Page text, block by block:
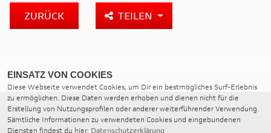
ZURÜCK TEILEN
EINSATZ VON COOKIES
Diese Webseite verwendet Cookies, um Dir ein bestmögliches Surf-Erlebnis
zu ermöglichen. Diese Daten werden erhoben und dienen nicht für die
Erstellung von Nutzungsprofilen oder anderer weiterführender Verwendung.
Sämtliche Informationen zu verwendeten Cookies und eingebundenen
Diensten findest du hier: Datenschutzerklärung